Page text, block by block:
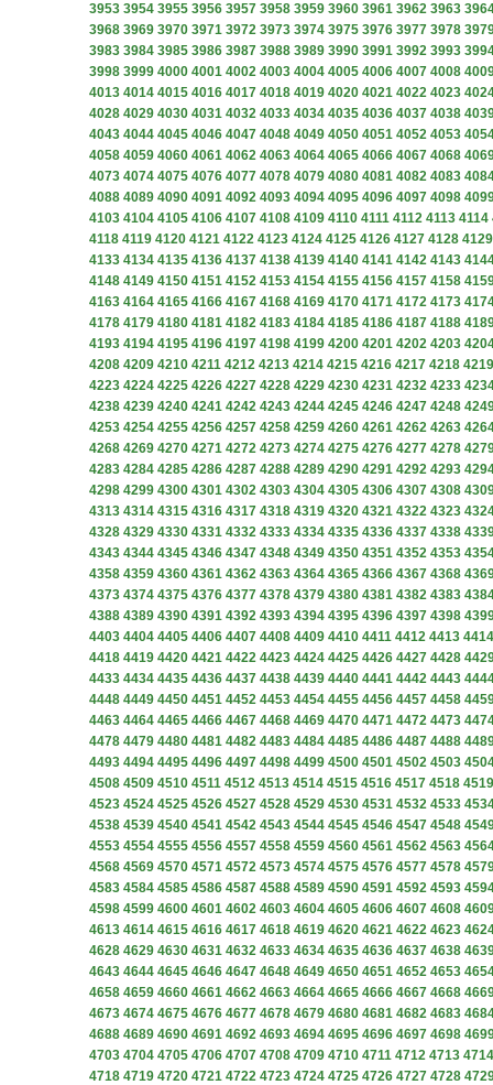
3953 3954 3955 3956 3957 3958 3959 3960 3961 3962 3963
3968 3969 3970 3971 3972 3973 3974 3975 3976 3977 3978
3983 3984 3985 3986 3987 3988 3989 3990 3991 3992 3993
3998 3999 4000 4001 4002 4003 4004 4005 4006 4007 4008
4013 4014 4015 4016 4017 4018 4019 4020 4021 4022 4023
4028 4029 4030 4031 4032 4033 4034 4035 4036 4037 4038
4043 4044 4045 4046 4047 4048 4049 4050 4051 4052 4053
4058 4059 4060 4061 4062 4063 4064 4065 4066 4067 4068
4073 4074 4075 4076 4077 4078 4079 4080 4081 4082 4083
4088 4089 4090 4091 4092 4093 4094 4095 4096 4097 4098
4103 4104 4105 4106 4107 4108 4109 4110 4111 4112 4113 4114
4118 4119 4120 4121 4122 4123 4124 4125 4126 4127 4128 4129
4133 4134 4135 4136 4137 4138 4139 4140 4141 4142 4143
4148 4149 4150 4151 4152 4153 4154 4155 4156 4157 4158
4163 4164 4165 4166 4167 4168 4169 4170 4171 4172 4173
4178 4179 4180 4181 4182 4183 4184 4185 4186 4187 4188
4193 4194 4195 4196 4197 4198 4199 4200 4201 4202 4203
4208 4209 4210 4211 4212 4213 4214 4215 4216 4217 4218 4219
4223 4224 4225 4226 4227 4228 4229 4230 4231 4232 4233
4238 4239 4240 4241 4242 4243 4244 4245 4246 4247 4248
4253 4254 4255 4256 4257 4258 4259 4260 4261 4262 4263
4268 4269 4270 4271 4272 4273 4274 4275 4276 4277 4278
4283 4284 4285 4286 4287 4288 4289 4290 4291 4292 4293
4298 4299 4300 4301 4302 4303 4304 4305 4306 4307 4308
4313 4314 4315 4316 4317 4318 4319 4320 4321 4322 4323
4328 4329 4330 4331 4332 4333 4334 4335 4336 4337 4338
4343 4344 4345 4346 4347 4348 4349 4350 4351 4352 4353
4358 4359 4360 4361 4362 4363 4364 4365 4366 4367 4368
4373 4374 4375 4376 4377 4378 4379 4380 4381 4382 4383
4388 4389 4390 4391 4392 4393 4394 4395 4396 4397 4398
4403 4404 4405 4406 4407 4408 4409 4410 4411 4412 4413 4414
4418 4419 4420 4421 4422 4423 4424 4425 4426 4427 4428
4433 4434 4435 4436 4437 4438 4439 4440 4441 4442 4443
4448 4449 4450 4451 4452 4453 4454 4455 4456 4457 4458
4463 4464 4465 4466 4467 4468 4469 4470 4471 4472 4473
4478 4479 4480 4481 4482 4483 4484 4485 4486 4487 4488
4493 4494 4495 4496 4497 4498 4499 4500 4501 4502 4503
4508 4509 4510 4511 4512 4513 4514 4515 4516 4517 4518 4519
4523 4524 4525 4526 4527 4528 4529 4530 4531 4532 4533
4538 4539 4540 4541 4542 4543 4544 4545 4546 4547 4548
4553 4554 4555 4556 4557 4558 4559 4560 4561 4562 4563
4568 4569 4570 4571 4572 4573 4574 4575 4576 4577 4578
4583 4584 4585 4586 4587 4588 4589 4590 4591 4592 4593
4598 4599 4600 4601 4602 4603 4604 4605 4606 4607 4608
4613 4614 4615 4616 4617 4618 4619 4620 4621 4622 4623
4628 4629 4630 4631 4632 4633 4634 4635 4636 4637 4638
4643 4644 4645 4646 4647 4648 4649 4650 4651 4652 4653
4658 4659 4660 4661 4662 4663 4664 4665 4666 4667 4668
4673 4674 4675 4676 4677 4678 4679 4680 4681 4682 4683
4688 4689 4690 4691 4692 4693 4694 4695 4696 4697 4698
4703 4704 4705 4706 4707 4708 4709 4710 4711 4712 4713 4714
4718 4719 4720 4721 4722 4723 4724 4725 4726 4727 4728